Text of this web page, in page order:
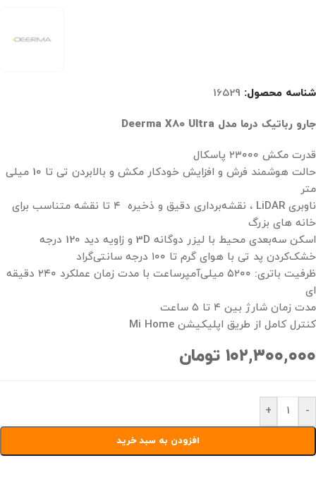
شناسه محصول: 16529
جارو رباتیک درما مدل Deerma X80 Ultra
قدرت مکش ۲۳۰۰۰ پاسکال
حالت هوشمند فرش و افزایش خودکار مکش و بالابردن تی تا 10 میلی
متر
ناوبری LiDAR ، نقشه‌برداری دقیق و ذخیره ۴ تا نقشه متناسب برای
خانه های بزرگ
اسکن سه‌بعدی محیط با لیزر دوگانه 3D و زاویه دید 120 درجه
خشک‌کردن پد تی با هوای گرم تا ۱۰۰ درجه سانتی‌گراد
ظرفیت باتری: ۵۲۰۰ میلی‌آمپرساعت با مدت زمان عملکرد ۲۴۰ دقیقه
ای
مدت زمان شارژ بین ۴ تا ۵ ساعت
کنترل کامل از طریق اپلیکیشن Mi Home
۱۰۲,۳۰۰,۰۰۰ تومان
-
+
افزودن به سبد خرید